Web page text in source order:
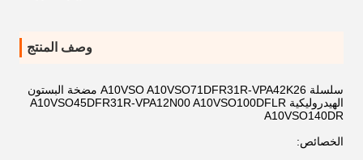
وصف المنتج
سلسلة A10VSO A10VSO71DFR31R-VPA42K26 مضخة البستون
الهيدروليكية A10VSO45DFR31R-VPA12N00 A10VSO100DFLR
A10VSO140DR
الخصائص: